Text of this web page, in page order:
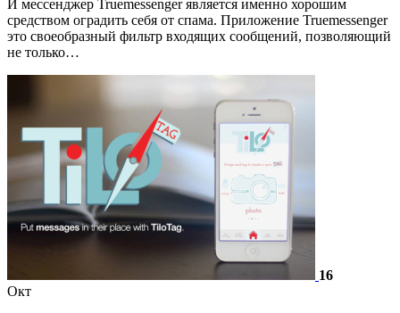
И мессенджер Truemessenger является именно хорошим
средством оградить себя от спама. Приложение Truemessenger
это своеобразный фильтр входящих сообщений, позволяющий
не только…
16
Окт